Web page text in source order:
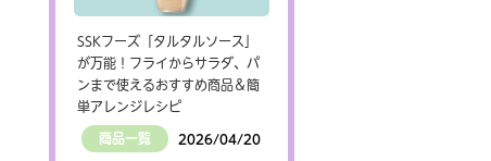
SSKフーズ「タルタルソース」
が万能！フライからサラダ、パ
ンまで使えるおすすめ商品＆簡
単アレンジレシピ
商品一覧 2026/04/20